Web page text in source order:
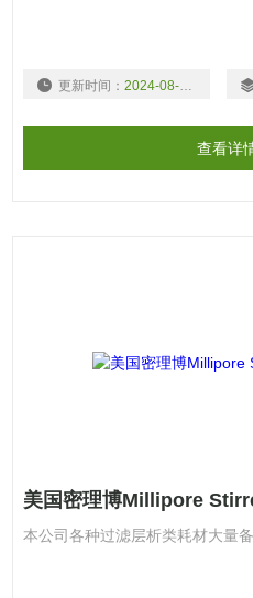
更新时间： 2024-08-03
查看详
美国密理博Millipore
本公司各种过滤层析类耗材大量